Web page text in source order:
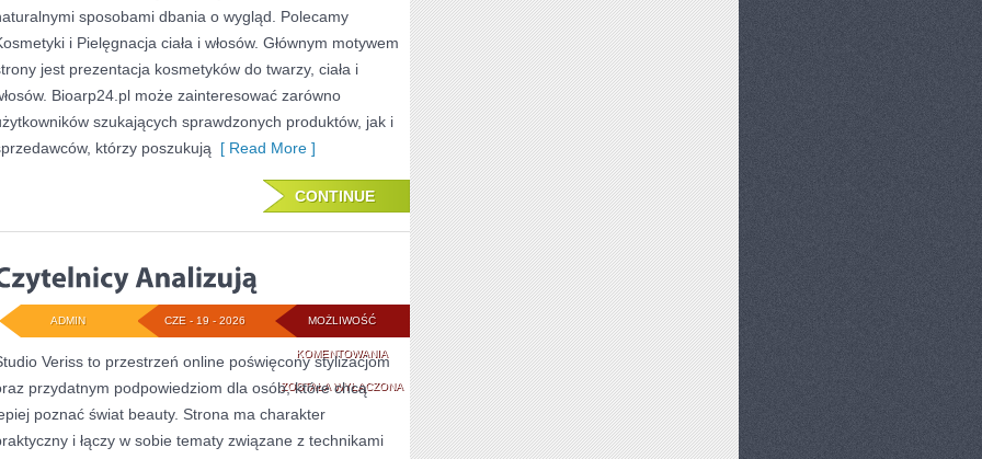
SAM
sposobami dbania o wygląd. Polecamy
i Pielęgnacja ciała i włosów. Głównym motywem
jest prezentacja kosmetyków do twarzy, ciała i
Bioarp24.pl może zainteresować zarówno
szukających sprawdzonych produktów, jak i
którzy poszukują [ Read More ]
CONTINUE
MOŻLIWOŚĆ
KOMENTOWANIACZYTELNICY
ANALIZUJĄ
ZOSTAŁA WYŁĄCZONA
CZE - 19 - 2026
ADMIN
Veriss to przestrzeń online poświęcony stylizacjom
przydatnym podpowiedziom dla osób, które chcą
poznać świat beauty. Strona ma charakter
i łączy w sobie tematy związane z technikami